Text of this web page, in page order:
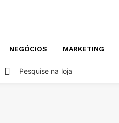
NEGÓCIOS MARKETING
Pesquise na loja